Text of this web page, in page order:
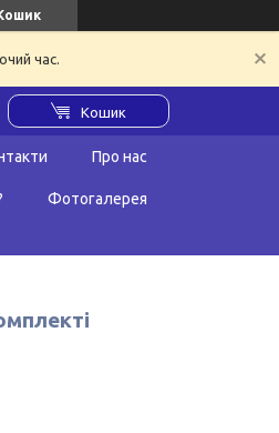
час.
Кошик
Про нас
Фотогалерея